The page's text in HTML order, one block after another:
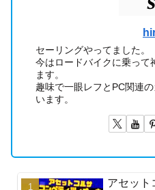
セーリングやってました。
今はロードバイクに乗って
ます。
趣味で一眼レフとPC関連
います。
アセット